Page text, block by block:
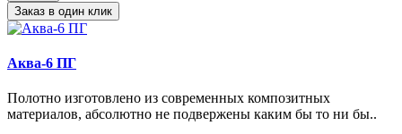
Заказ в один клик
Аква-6 ПГ
Полотно изготовлено из современных композитных
материалов, абсолютно не подвержены каким бы то ни бы..